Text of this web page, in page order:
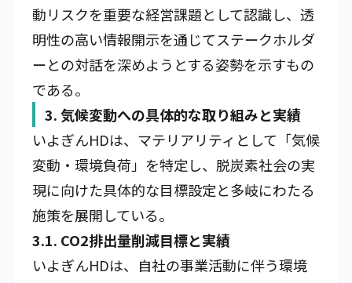
動リスクを重要な経営課題として認識し、透
明性の高い情報開示を通じてステークホルダ
ーとの対話を深めようとする姿勢を示すもの
である。
3. 気候変動への具体的な取り組みと実績
いよぎんHDは、マテリアリティとして「気候
変動・環境負荷」を特定し、脱炭素社会の実
現に向けた具体的な目標設定と多岐にわたる
施策を展開している。
3.1. CO2排出量削減目標と実績
いよぎんHDは、自社の事業活動に伴う環境